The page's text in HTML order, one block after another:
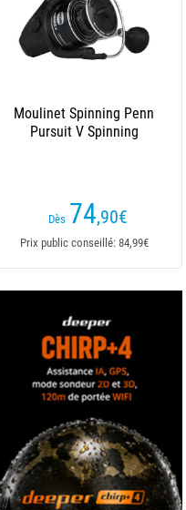
Moulinet Spinning Penn
Pursuit V Spinning
Dès 74,90€
Prix public conseillé: 84,99€